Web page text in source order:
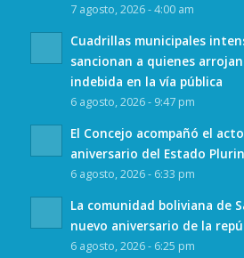
7 agosto, 2026 - 4:00 am
Cuadrillas municipales
sancionan a quienes
indebida en la vía pública
6 agosto, 2026 - 9:47 pm
El Concejo acompañó el
aniversario del Estado
6 agosto, 2026 - 6:33 pm
La comunidad boliviana de
nuevo aniversario de la
6 agosto, 2026 - 6:25 pm